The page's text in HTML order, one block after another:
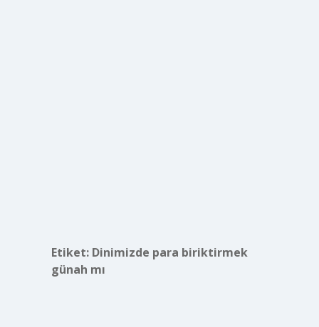
Etiket: Dinimizde para biriktirmek
günah mı